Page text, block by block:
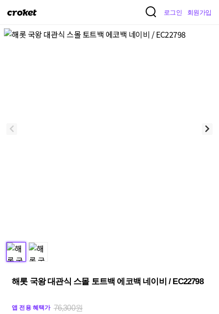
크
켓
로그인 회원가입
해롯 국왕 대관식 스몰 토트백 에코백 네이비 / EC22798
앱 전용 혜택가 76,300원